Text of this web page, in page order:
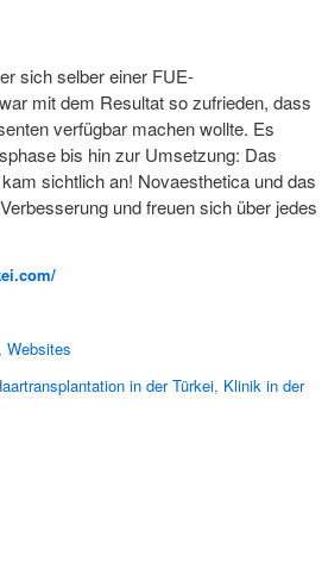
sich selber einer FUE-
mit dem Resultat so zufrieden, dass
verfügbar machen wollte. Es
bis hin zur Umsetzung: Das
sichtlich an! Novaesthetica und das
und freuen sich über jedes
, Websites
in der Türkei, Klinik in der